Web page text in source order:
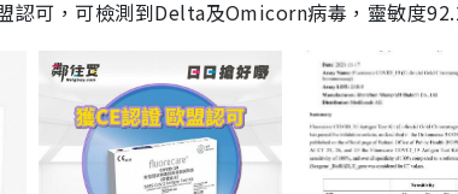
認可，可檢測到Delta及Omicorn病毒，靈敏度